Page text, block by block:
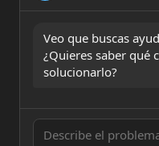
Veo que buscas
¿Quieres saber qué
solucionarlo?